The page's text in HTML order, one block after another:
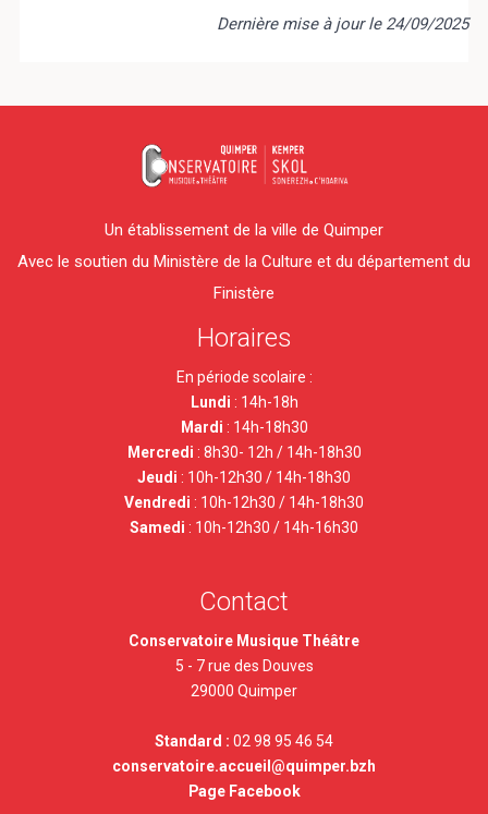
Dernière mise à jour le 24/09/2025
Un établissement de la ville de Quimper
Avec le soutien du Ministère de la Culture et du département du
Finistère
Horaires
En période scolaire :
Lundi : 14h-18h
Mardi : 14h-18h30
Mercredi : 8h30- 12h / 14h-18h30
Jeudi : 10h-12h30 / 14h-18h30
Vendredi : 10h-12h30 / 14h-18h30
Samedi : 10h-12h30 / 14h-16h30
Contact
Conservatoire Musique Théâtre
5 - 7 rue des Douves
29000 Quimper
Standard : 02 98 95 46 54
conservatoire.accueil@quimper.bzh
Page Facebook